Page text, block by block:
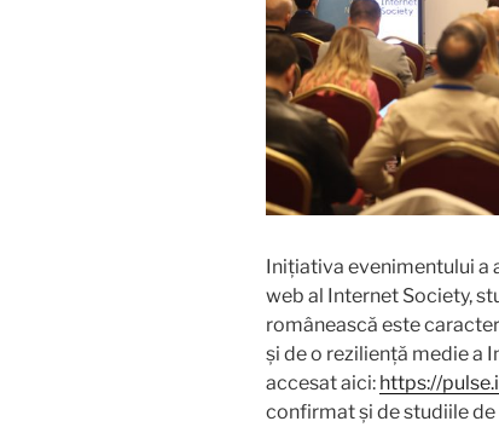
Inițiativa evenimentului a
web al Internet Society,
românească este
și de o reziliență medie a
accesat aici: https://
confirmat și de studiile